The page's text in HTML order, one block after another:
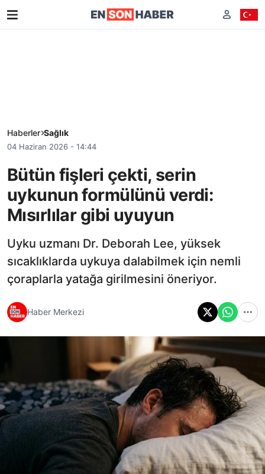
Haberler Sağlık
04 Haziran 2026 - 14:44
Bütün fişleri çekti, serin
uykunun formülünü verdi:
Mısırlılar gibi uyuyun
Uyku uzmanı Dr. Deborah Lee, yüksek
sıcaklıklarda uykuya dalabilmek için nemli
çoraplarla yatağa girilmesini öneriyor.
Haber Merkezi